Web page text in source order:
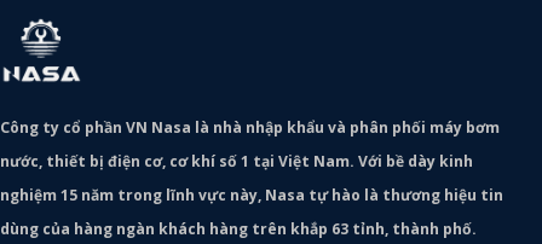
Công ty cổ phần VN Nasa là nhà nhập khẩu và phân phối máy bơm
nước, thiết bị điện cơ, cơ khí số 1 tại Việt Nam. Với bề dày kinh
nghiệm 15 năm trong lĩnh vực này, Nasa tự hào là thương hiệu tin
dùng của hàng ngàn khách hàng trên khắp 63 tỉnh, thành phố.